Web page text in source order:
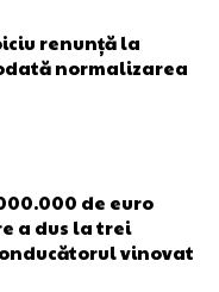
renunță la
normalizarea
de euro
a dus la trei
vinovat